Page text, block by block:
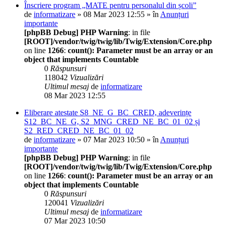
Înscriere program „MATE pentru personalul din școli”
de informatizare » 08 Mar 2023 12:55 » în Anunțuri
importante
[phpBB Debug] PHP Warning: in file
[ROOT]/vendor/twig/twig/lib/Twig/Extension/Core.php
on line 1266: count(): Parameter must be an array or an
object that implements Countable
0 Răspunsuri
118042 Vizualizări
Ultimul mesaj de informatizare
08 Mar 2023 12:55
Eliberare atestate S8_NE_G_BC_CRED, adeverințe
S12_BC_NE_G, S2_MNG_CRED_NE_BC_01_02 și
S2_RED_CRED_NE_BC_01_02
de informatizare » 07 Mar 2023 10:50 » în Anunțuri
importante
[phpBB Debug] PHP Warning: in file
[ROOT]/vendor/twig/twig/lib/Twig/Extension/Core.php
on line 1266: count(): Parameter must be an array or an
object that implements Countable
0 Răspunsuri
120041 Vizualizări
Ultimul mesaj de informatizare
07 Mar 2023 10:50